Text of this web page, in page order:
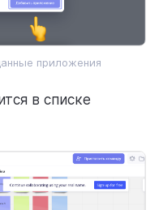
приложения
в списке